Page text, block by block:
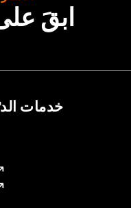
full details
ابقَ
خدمات